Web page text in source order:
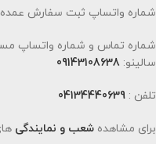
شماره واتساپ ثبت سفارش
شماره تماس و شماره واتساپ
سالینو: 09143108638
تلفن : 04134440639
برای مشاهده شعب و نمایندگی